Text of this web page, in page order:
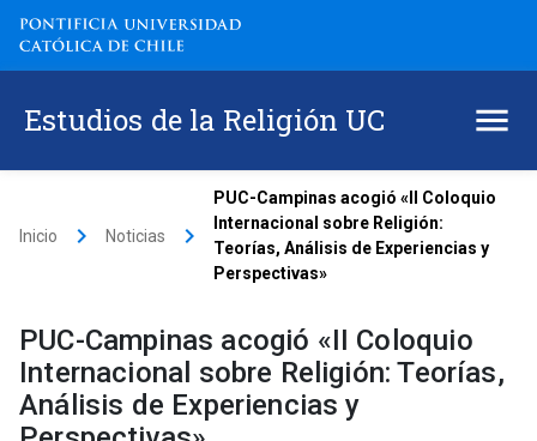
Estudios de la Religión UC
Inicio keyboard_arrow_right Noticias keyboard_arrow_right
PUC-Campinas acogió «II Coloquio
Internacional sobre Religión:
Teorías, Análisis de Experiencias y
Perspectivas»
PUC-Campinas acogió «II Coloquio
Internacional sobre Religión: Teorías,
Análisis de Experiencias y